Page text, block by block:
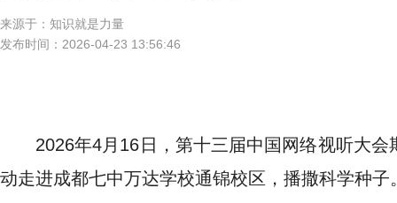
来源于： 知识就是力量
发布时间： 2026-04-23 13:56:46
2026年4月16日，第十三届中国网络视听大
动走进成都七中万达学校通锦校区，播撒科学种子